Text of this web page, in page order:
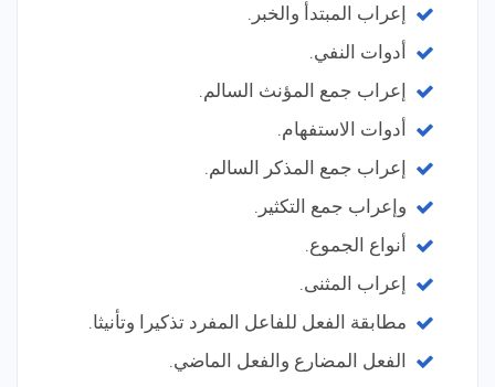
إعراب المبتدأ والخبر.
أدوات النفي.
إعراب جمع المؤنث السالم.
أدوات الاستفهام.
إعراب جمع المذكر السالم.
وإعراب جمع التكثير.
أنواع الجموع.
إعراب المثنى.
مطابقة الفعل للفاعل المفرد تذكيرا وتأنيثا.
الفعل المضارع والفعل الماضي.